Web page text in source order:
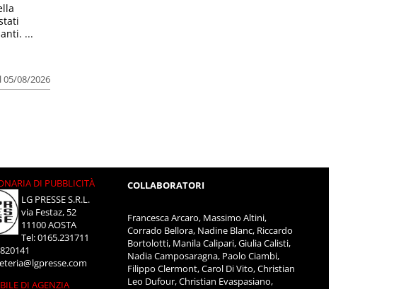
05/08/2026
...
DI PUBBLICITÀ
LG PRESSE S.R.L.
via Festaz, 52
11100 AOSTA
Tel: 0165.231711
DI AGENZIA
COLLABORATORI
Francesca Arcaro, Massimo Altini,
Corrado Bellora, Nadine Blanc, Riccardo
Bortolotti, Manila Calipari, Giulia Calisti,
Nadia Camposaragna, Paolo Ciambi,
Filippo Clermont, Carol Di Vito, Christian
Leo Dufour, Christian Evaspasiano,